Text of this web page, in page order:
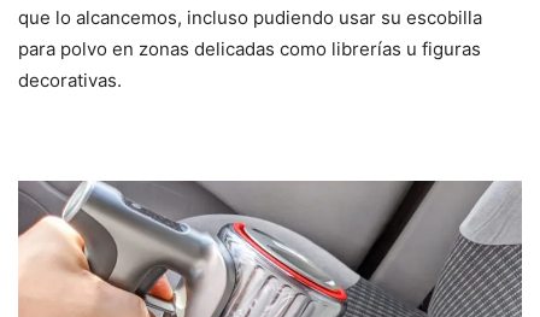
que lo alcancemos, incluso pudiendo usar su escobilla
para polvo en zonas delicadas como librerías u figuras
decorativas.